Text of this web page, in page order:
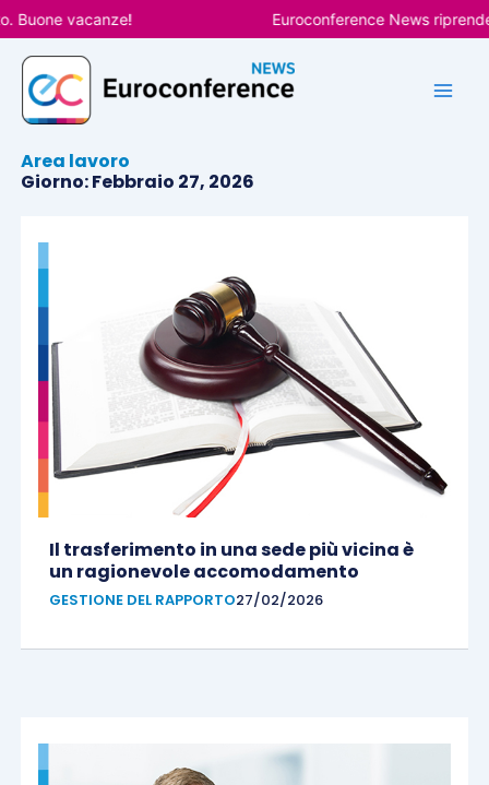
Vai
al
contenuto
vacanze! Euroconference News
Area lavoro
Giorno: Febbraio 27, 2026
Il trasferimento in una sede più vicina è
un ragionevole accomodamento
GESTIONE DEL RAPPORTO27/02/2026